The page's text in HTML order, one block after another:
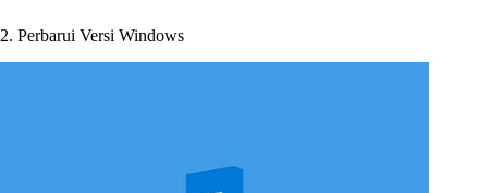
2. Perbarui Versi Windows